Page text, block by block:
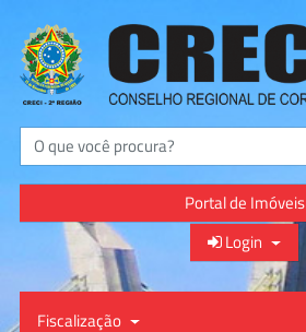
Buscar
Portal de Imóveis
Login
Fiscalização